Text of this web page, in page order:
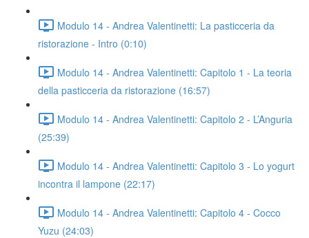
Modulo 14 - Andrea Valentinetti: La pasticceria da
ristorazione - Intro (0:10)
Modulo 14 - Andrea Valentinetti: Capitolo 1 - La teoria
della pasticceria da ristorazione (16:57)
Modulo 14 - Andrea Valentinetti: Capitolo 2 - L’Anguria
(25:39)
Modulo 14 - Andrea Valentinetti: Capitolo 3 - Lo yogurt
incontra il lampone (22:17)
Modulo 14 - Andrea Valentinetti: Capitolo 4 - Cocco
Yuzu (24:03)